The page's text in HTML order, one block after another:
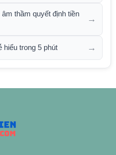
thầm quyết định tiền
→
trong 5 phút →